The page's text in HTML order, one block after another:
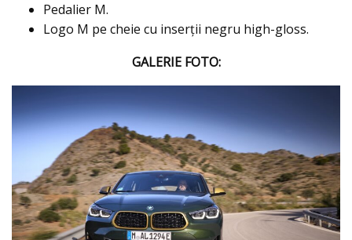
Pedalier M.
Logo M pe cheie cu inserţii negru high-gloss.
GALERIE FOTO: